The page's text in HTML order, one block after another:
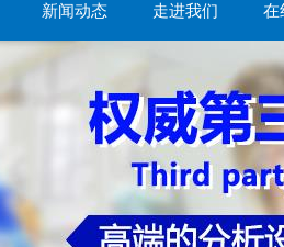
新闻动态 走进我们 在